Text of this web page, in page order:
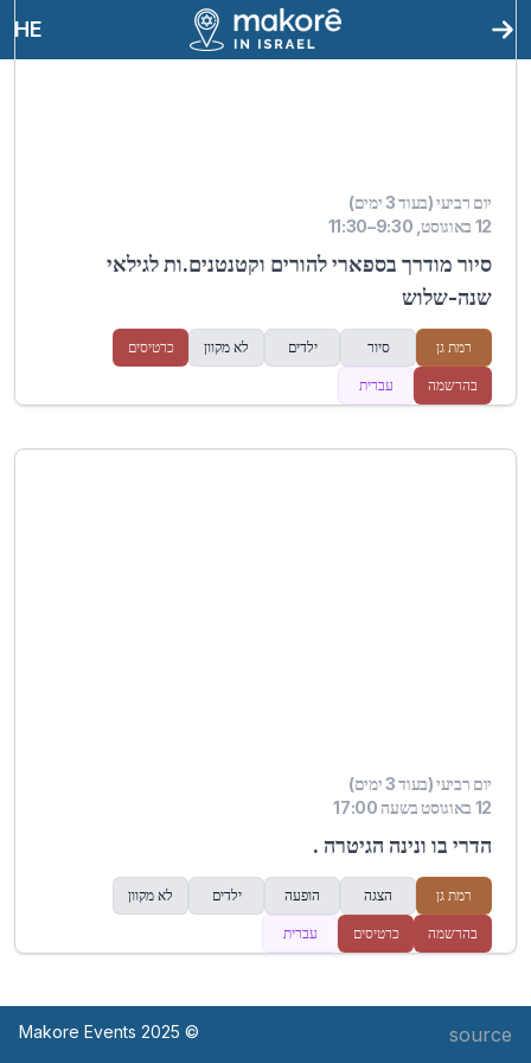
HE
יום רביעי (בעוד 3 ימים)
12 באוגוסט, 9:30–11:30
סיור מודרך בספארי להורים וקטנטנים.ות לגילאי
שנה-שלוש
רמת גן סיור ילדים לא מקוון כרטיסים
בהרשמה עברית
יום רביעי (בעוד 3 ימים)
12 באוגוסט בשעה 17:00
הדרי בו ונינה הגיטרה .
רמת גן הצגה הופעה ילדים לא מקוון
בהרשמה כרטיסים עברית
source
© Makore Events 2025